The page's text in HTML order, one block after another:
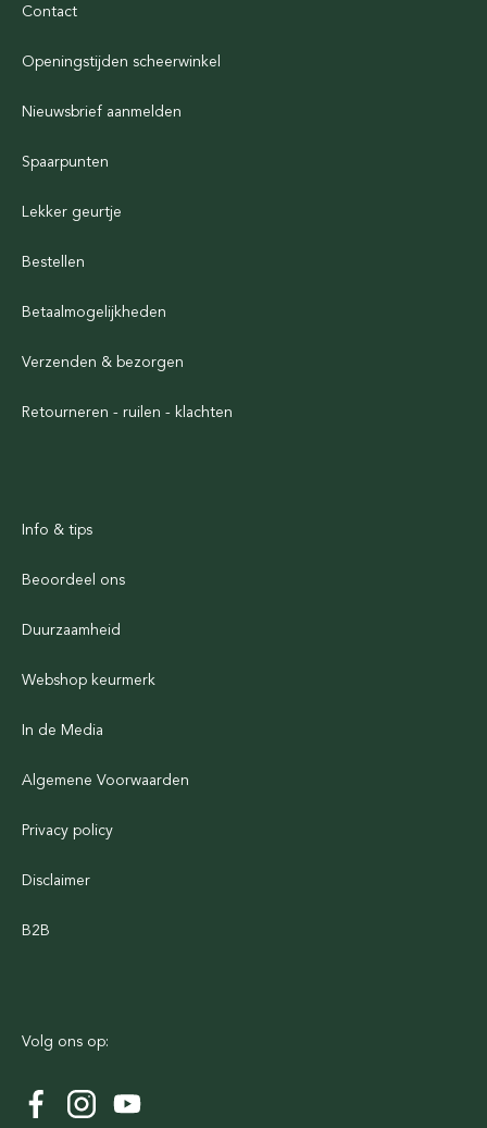
Contact
Openingstijden scheerwinkel
Nieuwsbrief aanmelden
Spaarpunten
Lekker geurtje
Bestellen
Betaalmogelijkheden
Verzenden & bezorgen
Retourneren - ruilen - klachten
Info & tips
Beoordeel ons
Duurzaamheid
Webshop keurmerk
In de Media
Algemene Voorwaarden
Privacy policy
Disclaimer
B2B
Volg ons op: